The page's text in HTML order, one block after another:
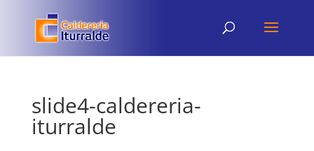
slide4-caldereria-
iturralde